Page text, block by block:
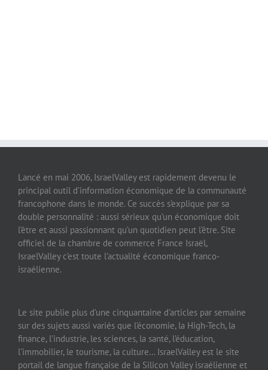
Lancé en mai 2006, IsraelValley est rapidement devenu le
principal outil d’information économique de la communauté
francophone dans le monde. Ce succès s’explique par sa
double personnalité : aussi sérieux qu’un économique doit
l’être et aussi passionnant qu’un quotidien peut l’être. Site
officiel de la chambre de commerce France Israël,
IsraelValley c’est toute l’actualité économique franco-
israélienne.
Le site publie plus d’une cinquantaine d’articles par semaine
sur des sujets aussi variés que l’économie, la High-Tech, la
finance, l’industrie, les sciences, la santé, l’éducation,
l’immobilier, le tourisme, la culture… IsraelValley est le site
portail de langue française de la Silicon Valley israélienne et